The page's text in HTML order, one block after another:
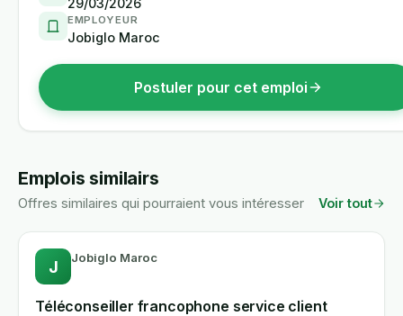
29/03/2026
EMPLOYEUR
Jobiglo Maroc
Postuler pour cet emploi
Emplois similairs
Offres similaires qui pourraient vous intéresser Voir tout
J Jobiglo Maroc
Téléconseiller francophone service client